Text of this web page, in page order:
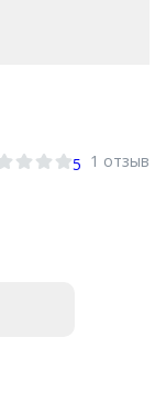
5 1 отзыв